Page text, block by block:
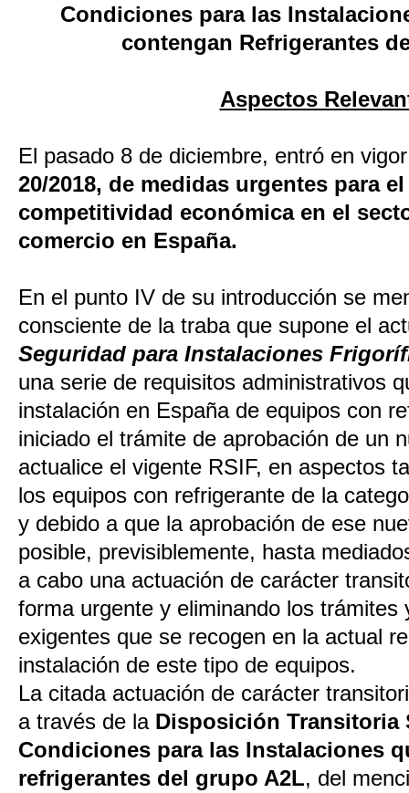
Condiciones para las
contengan Refrigerantes
Aspectos
El pasado 8 de diciembre, entró en
20/2018, de medidas urgentes para
competitividad económica en el
comercio en España.
En el punto IV de su introducción se
consciente de la traba que supone el
Seguridad para Instalaciones
una serie de requisitos administrativos
instalación en España de equipos con
iniciado el trámite de aprobación de un
actualice el vigente RSIF, en aspectos
los equipos con refrigerante de la
y debido a que la aprobación de ese
posible, previsiblemente, hasta
a cabo una actuación de carácter
forma urgente y eliminando los trámites
exigentes que se recogen en la actual
instalación de este tipo de equipos.
La citada actuación de carácter
a través de la Disposición Transitoria
Condiciones para las Instalaciones
refrigerantes del grupo A2L, del